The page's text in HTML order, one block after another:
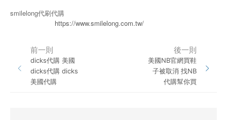
smilelong代刷代購
https://www.smilelong.com.tw/
前一則
dicks代購 美國
dicks代購 dicks
美國代購
後一則
美國NB官網買鞋
子被取消 找NB
代購幫你買